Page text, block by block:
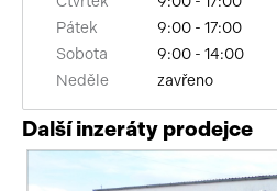
Pátek
9:00 - 17:00
Sobota
9:00 - 14:00
Neděle
zavřeno
Další inzeráty prodejce